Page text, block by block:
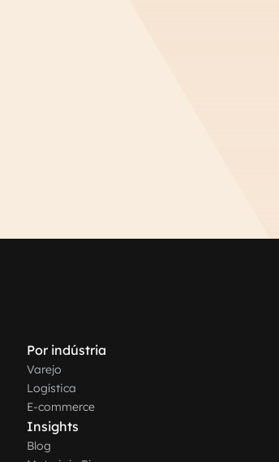
Por indústria
Varejo
Logística
E-commerce
Insights
Blog